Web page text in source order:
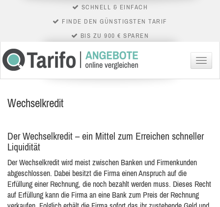
SCHNELL & EINFACH
FINDE DEN GÜNSTIGSTEN TARIF
BIS ZU 900 € SPAREN
Menü
Wechselkredit
Der Wechselkredit – ein Mittel zum Erreichen schneller
Liquidität
Der Wechselkredit wird meist zwischen Banken und Firmenkunden
abgeschlossen. Dabei besitzt die Firma einen Anspruch auf die
Erfüllung einer Rechnung, die noch bezahlt werden muss. Dieses Recht
auf Erfüllung kann die Firma an eine Bank zum Preis der Rechnung